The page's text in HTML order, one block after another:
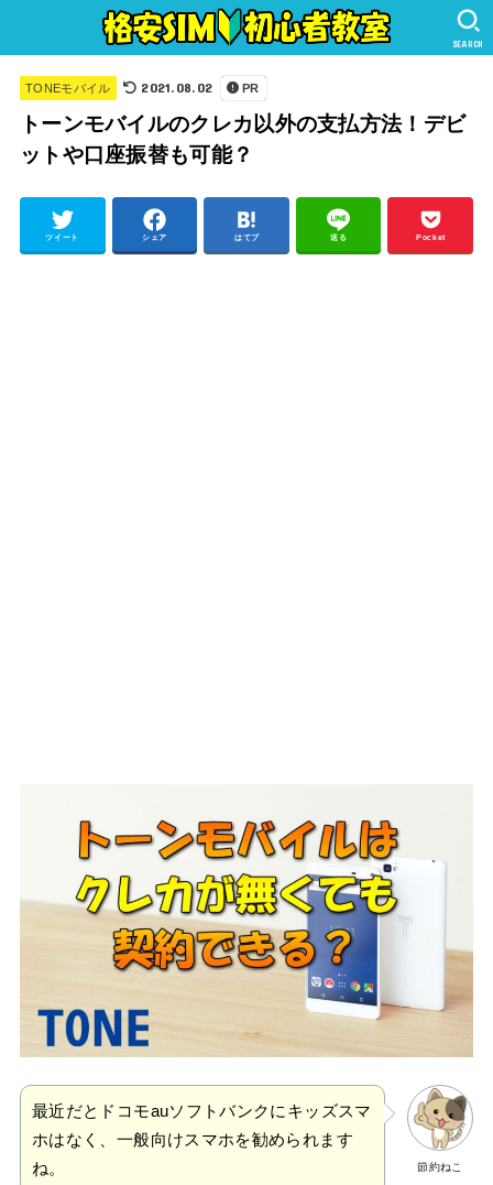
SEARCH
TONEモバイル 2021.08.02 PR
トーンモバイルのクレカ以外の支払方法！デビ
ットや口座振替も可能？
ツイート シェア はてブ 送る Pocket
節約ねこ
最近だとドコモauソフトバンクにキッズスマ
ホはなく、一般向けスマホを勧められます
ね。